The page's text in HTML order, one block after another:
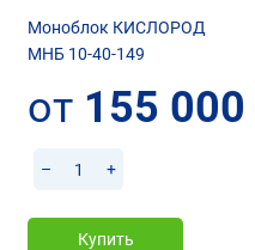
Моноблок КИСЛОРОД
МНБ 10-40-149
от 155 000
– +
Купить